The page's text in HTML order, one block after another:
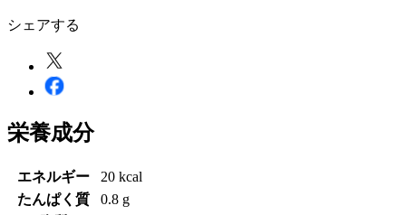
シェアする
栄養成分
エネルギー
20 kcal
たんぱく質
0.8 g